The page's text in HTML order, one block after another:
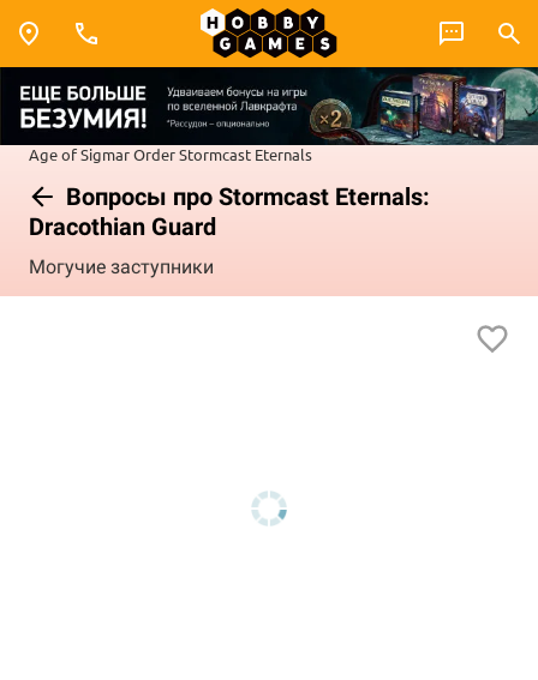
Age of SigmarOrderStormcast Eternals
Вопросы про Stormcast Eternals:
Dracothian Guard
Могучие заступники